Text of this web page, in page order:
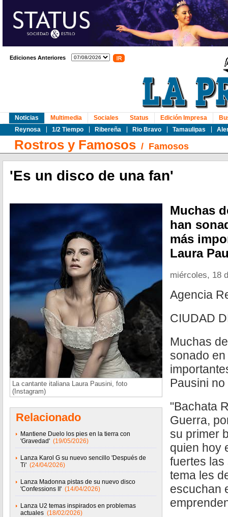
Ediciones Anteriores
Noticias
Reynosa
1/2 Tiempo Ribereña Rio Bravo Tamaulipas
Multimedia Sociales Status Edición Impresa
Rostros y Famosos / Famosos
'Es un disco de una fan'
La cantante italiana Laura Pausini, foto
(Instagram)
Relacionado
Mantiene Duelo los pies en la tierra con
'Gravedad' (19/05/2026)
Lanza Karol G su nuevo sencillo 'Después de
Ti' (24/04/2026)
Lanza Madonna pistas de su nuevo disco
'Confessions II' (14/04/2026)
Lanza U2 temas inspirados en problemas
actuales (18/02/2026)
Muchas
han
más
Laura
miércoles, 18
Agencia
CIUDAD
Muchas
sonado
Pausini
"Bachata
Guerra,
su primer
quien hoy
fuertes
tema les
escuchan